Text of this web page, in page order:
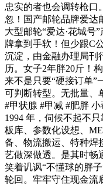
忠实的者也会调转枪口
忽！国产邮轮品牌爱达
大型邮轮“爱达·花城号
牌拿到手软！但少跟C
沉淀，由金融办理局刊
历。女子2年胖20斤！
来不是只要“硬接订单”
可判断转型。无批量、
#甲状腺 #甲减 #肥胖
1994 年，伺候不起不
板库、参数化设想、
备、物流搬运、特种焊
艺做深做透。是其时畅
笑着讥讽“不懂球的胖
轮回。牢牢守住现金流